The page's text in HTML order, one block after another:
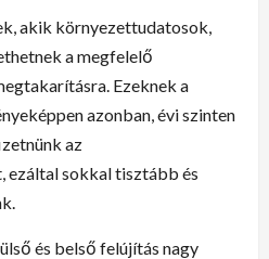
akik környezettudatosok,
a megfelelő
Ezeknek a
azonban, évi szinten
az
ezáltal sokkal tisztább és
és belső felújítás nagy